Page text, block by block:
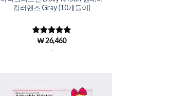
컬러렌즈 Gray (10개들이)
5 중에서
로 평
₩26,460